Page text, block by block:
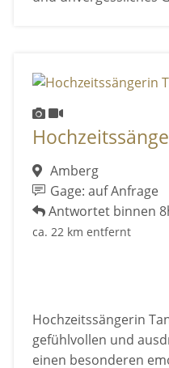
Amberg
Gage: auf Anfrage
Antwortet binnen
ca. 22 km entfernt
Hochzeitssängerin
gefühlvollen und
einen besonderen